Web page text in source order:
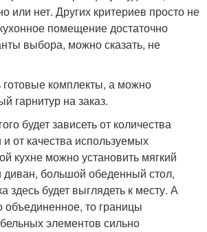
или нет. Других критериев просто не
помещение достаточно
выбора, можно сказать, не
комплекты, а можно
гарнитур на заказ.
будет зависеть от количества
от качества используемых
кухне можно установить мягкий
диван, большой обеденный стол,
здесь будет выглядеть к месту. А
объединенное, то границы
элементов сильно